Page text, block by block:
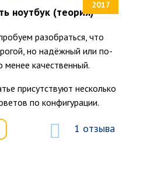
2017
ноутбук (теория)
разобраться, что
но надёжный или по-
менее качественный.
присутствуют несколько
по конфигурации.
1 отзыва